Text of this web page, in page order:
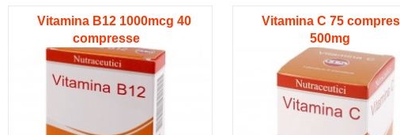
Vitamina B12 1000mcg 40
compresse
Vitamina C 75
500mg